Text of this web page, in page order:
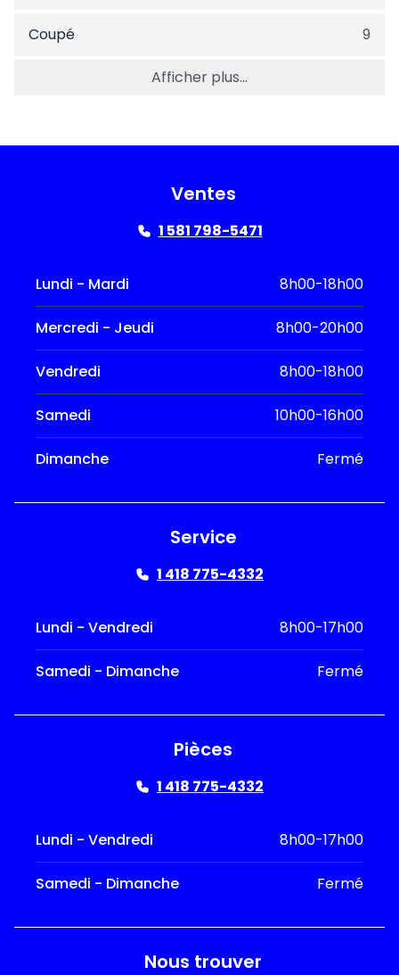
Coupé 9
Afficher plus...
Ventes
1 581 798-5471
Lundi - Mardi 8h00-18h00
Mercredi - Jeudi 8h00-20h00
Vendredi 8h00-18h00
Samedi 10h00-16h00
Dimanche Fermé
Service
1 418 775-4332
Lundi - Vendredi 8h00-17h00
Samedi - Dimanche Fermé
Pièces
1 418 775-4332
Lundi - Vendredi 8h00-17h00
Samedi - Dimanche Fermé
Nous trouver